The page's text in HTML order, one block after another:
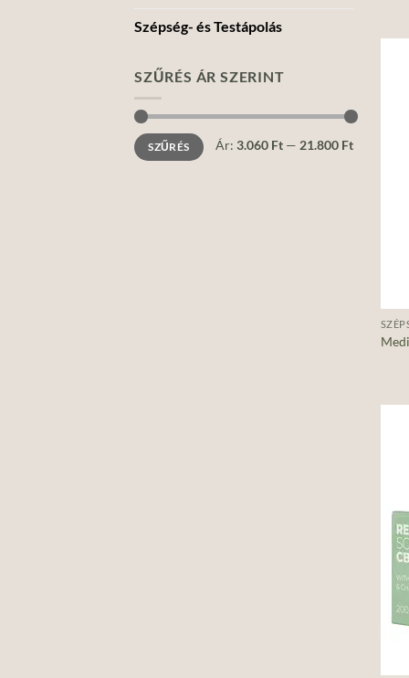
Szépség- és Testápolás
SZŰRÉS ÁR SZERINT
Min
ár
Max
ár
SZŰRÉS Ár: 3.060 Ft — 21.800 Ft